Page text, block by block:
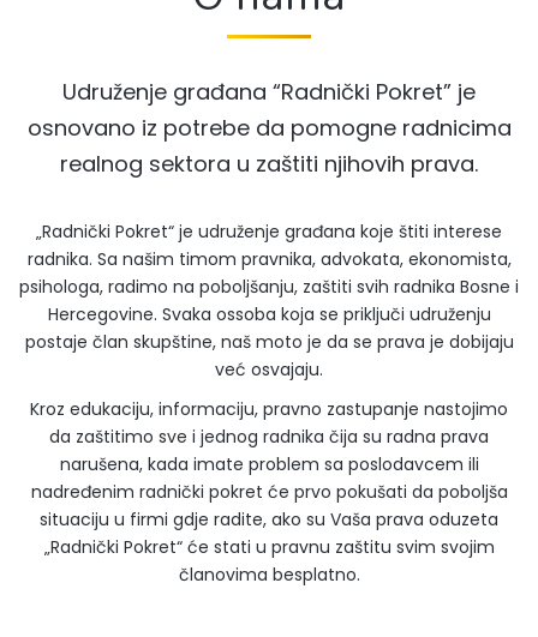
Udruženje građana “Radnički Pokret” je
osnovano iz potrebe da pomogne radnicima
realnog sektora u zaštiti njihovih prava.
„Radnički Pokret“ je udruženje građana koje štiti interese
radnika. Sa našim timom pravnika, advokata, ekonomista,
psihologa, radimo na poboljšanju, zaštiti svih radnika Bosne i
Hercegovine. Svaka ossoba koja se priključi udruženju
postaje član skupštine, naš moto je da se prava je dobijaju
već osvajaju.
Kroz edukaciju, informaciju, pravno zastupanje nastojimo
da zaštitimo sve i jednog radnika čija su radna prava
narušena, kada imate problem sa poslodavcem ili
nadređenim radnički pokret će prvo pokušati da poboljša
situaciju u firmi gdje radite, ako su Vaša prava oduzeta
„Radnički Pokret“ će stati u pravnu zaštitu svim svojim
članovima besplatno.